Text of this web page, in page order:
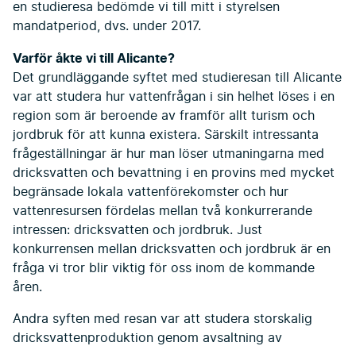
en studieresa bedömde vi till mitt i styrelsen
mandatperiod, dvs. under 2017.
Varför åkte vi till Alicante?
Det grundläggande syftet med studieresan till Alicante
var att studera hur vattenfrågan i sin helhet löses i en
region som är beroende av framför allt turism och
jordbruk för att kunna existera. Särskilt intressanta
frågeställningar är hur man löser utmaningarna med
dricks­vatten och bevattning i en provins med mycket
begränsade lokala vattenföre­komster och hur
vattenresursen fördelas mellan två konkurrerande
intressen: dricks­vatten och jordbruk. Just
konkurrensen mellan dricksvatten och jordbruk är en
fråga vi tror blir viktig för oss inom de kommande
åren.
Andra syften med resan var att studera storskalig
dricksvatten­produktion genom avsaltning av